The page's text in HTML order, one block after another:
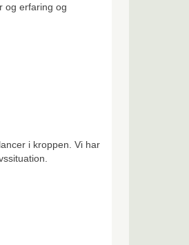
og erfaring og
i kroppen. Vi har